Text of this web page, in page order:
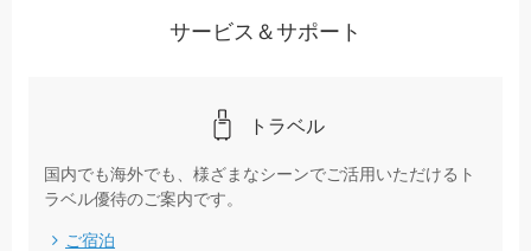
サービス＆サポート
トラベル
国内でも海外でも、様ざまなシーンでご活用いただけるト
ラベル優待のご案内です。
ご宿泊